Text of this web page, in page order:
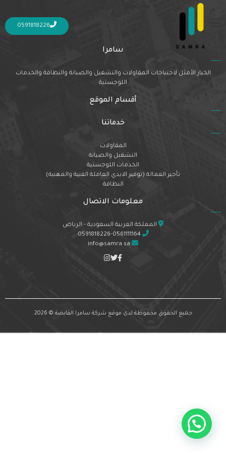
0591818226
Nothing Found
It seems we can’t find what you’re looking for. Perhaps searching can help.
سامرا
الخيار الأمثل لاحتياجات المقاولات والتشغيل والصيانة والنظافة والخدمات
اللوجستية
أقسام الموقع
خدماتنا
المقاولات
التشغيل والصيانة
الخدمات اللوجستية
تأجير العمالة (توفير الايدي العاملة الفنية والمهنية)
النظافة
معلومات الاتصال
المملكة العربية السعودية - الرياض
0591818226-0561111164
info@samra.sa
جميع الحقوق محفوظة لدى موقع شركة سامرا القابضة © 2026